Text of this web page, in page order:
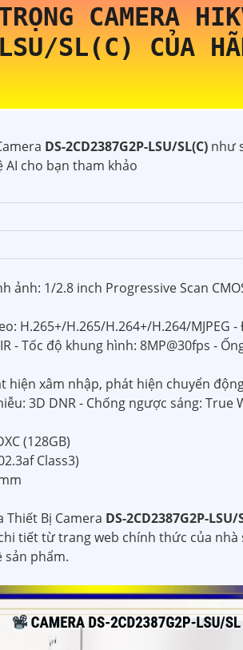
CAMERA
SL(C) CỦA
DS-2CD2387G2P-LSU/SL(C) như
AI cho bạn tham khảo
ảnh: 1/2.8 inch Progressive Scan
H.265+/H.265/H.264+/H.264/MJPEG
- Tốc độ khung hình: 8MP@30fps -
hiện xâm nhập, phát hiện chuyển
3D DNR - Chống ngược sáng: True
(128GB)
Class3)
Bị Camera DS-2CD2387G2P-LSU/
tiết từ trang web chính thức của nhà
sản phẩm.